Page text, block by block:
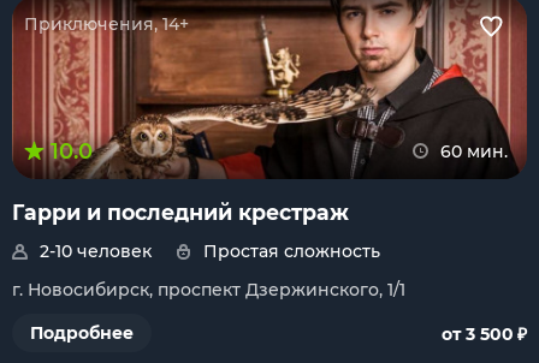
Приключения, 14+
10.0 60 мин.
Гарри и последний крестраж
2-10 человек
Простая сложность
г. Новосибирск, проспект Дзержинского, 1/1
Подробнее
от 3 500 ₽